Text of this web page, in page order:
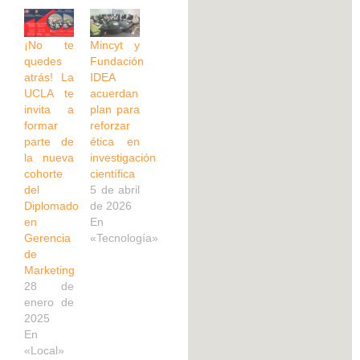
¡No te
quedes
atrás! La
UCLA te
invita a
formar
parte de
la nueva
cohorte
del
Diplomado
en
Gerencia
de
Marketing
28 de
enero de
2025
En
«Local»
‎Mincyt y
Fundación
IDEA
acuerdan
plan para
reforzar
ética en
investigación
científica‎‎
5 de abril
de 2026
En
«Tecnología»